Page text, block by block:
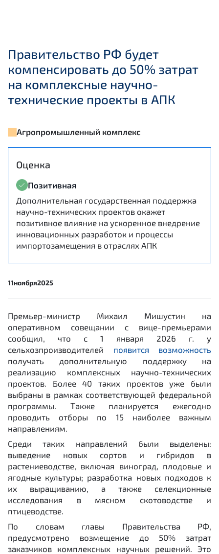
Правительство РФ будет
компенсировать до 50% затрат
на комплексные научно-
технические проекты в АПК
Агропромышленный комплекс
Оценка
Позитивная
Дополнительная государственная поддержка
научно-технических проектов окажет
позитивное влияние на ускоренное внедрение
инновационных разработок и процессы
импортозамещения в отраслях АПК
11ноября2025
Премьер-министр Михаил Мишустин на
оперативном совещании с вице-премьерами
сообщил, что с 1 января 2026 г. у
сельхозпроизводителей появится возможность
получать дополнительную поддержку на
реализацию комплексных научно-технических
проектов. Более 40 таких проектов уже были
выбраны в рамках соответствующей федеральной
программы. Также планируется ежегодно
проводить отборы по 15 наиболее важным
направлениям.
Среди таких направлений были выделены:
выведение новых сортов и гибридов в
растениеводстве, включая виноград, плодовые и
ягодные культуры; разработка новых подходов к
их выращиванию, а также селекционные
исследования в мясном скотоводстве и
птицеводстве.
По словам главы Правительства РФ,
предусмотрено возмещение до 50% затрат
заказчиков комплексных научных решений. Это